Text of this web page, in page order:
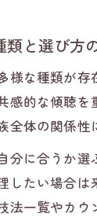
類と選び方
様な種類が
感的な傾聴
体の関係性
分に合うか
したい場合
法一覧やカ